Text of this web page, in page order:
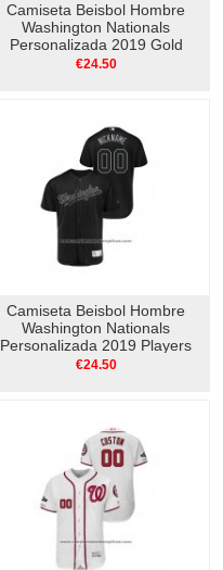
Camiseta Beisbol Hombre
Washington Nationals
Personalizada 2019 Gold
Program Cool Base Blanco
€24.50
Camiseta Beisbol Hombre
Washington Nationals
Personalizada 2019 Players
Weekend Autentico Negro
€24.50